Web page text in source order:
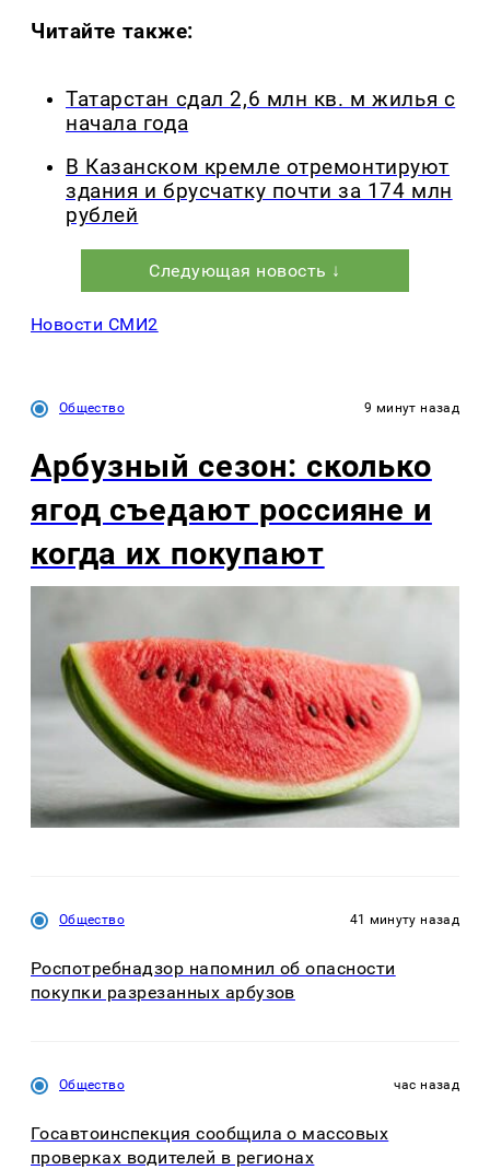
Читайте также:
Татарстан сдал 2,6 млн кв. м жилья с
начала года
В Казанском кремле отремонтируют
здания и брусчатку почти за 174 млн
рублей
Следующая новость ↓
Новости СМИ2
Общество 9 минут назад
Арбузный сезон: сколько
ягод съедают россияне и
когда их покупают
Общество 41 минуту назад
Роспотребнадзор напомнил об опасности
покупки разрезанных арбузов
Общество час назад
Госавтоинспекция сообщила о массовых
проверках водителей в регионах